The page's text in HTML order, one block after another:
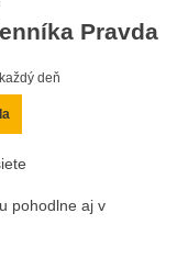
Pravda
deň
pohodlne aj v